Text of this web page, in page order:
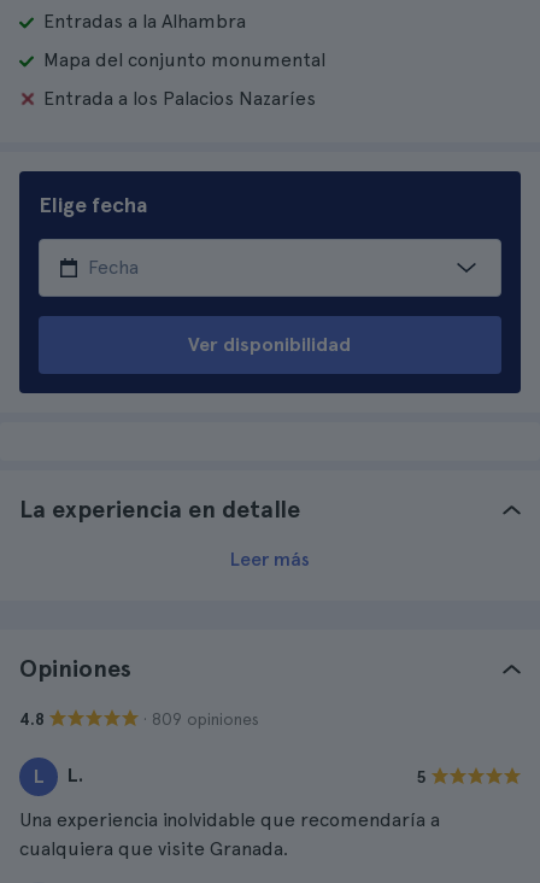
Entradas a la Alhambra
Mapa del conjunto monumental
Entrada a los Palacios Nazaríes
Elige fecha
Ver disponibilidad
La experiencia en detalle
Leer más
Opiniones
4.8 · 809 opiniones
L L. 5
Una experiencia inolvidable que recomendaría a
cualquiera que visite Granada.